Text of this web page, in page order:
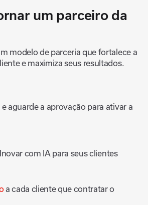
um parceiro da
modelo de parceria que fortalece a
e maximiza seus resultados.
e aguarde a aprovação para ativar a
com IA para seus clientes
a cada cliente que contratar o